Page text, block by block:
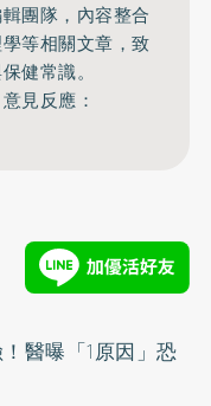
團隊，內容整合
等相關文章，致
健常識。
見反應：
醫曝「1原因」恐